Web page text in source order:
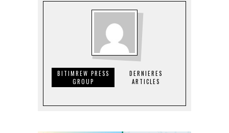
BITIMREW PRESS
GROUP
DERNIERES
ARTICLES